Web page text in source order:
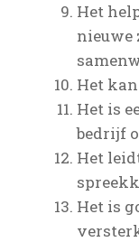
Het
nieuwe
Het
Het is
bedrijf
Het
Het is